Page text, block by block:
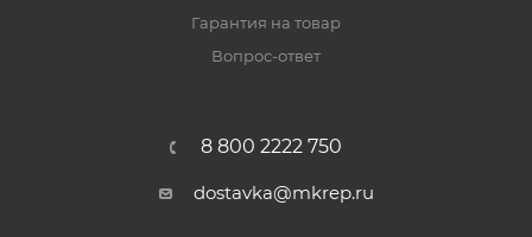
Гарантия на товар
Вопрос-ответ
8 800 2222 750
dostavka@mkrep.ru